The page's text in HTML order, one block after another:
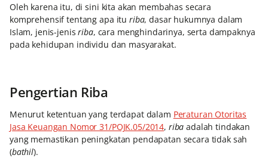
Oleh karena itu, di sini kita akan membahas secara
komprehensif tentang apa itu riba, dasar hukumnya dalam
Islam, jenis-jenisriba, cara menghindarinya, serta dampaknya
pada kehidupan individu dan masyarakat.
Pengertian Riba
Menurut ketentuan yang terdapat dalam Peraturan Otoritas
Jasa Keuangan Nomor 31/POJK.05/2014, riba adalah tindakan
yang memastikan peningkatan pendapatan secara tidak sah
(bathil).